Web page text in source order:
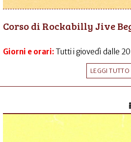
Corso di Rockabilly Jive
Giorni e orari: Tutti i giovedì dalle
LEGGI TUTTO